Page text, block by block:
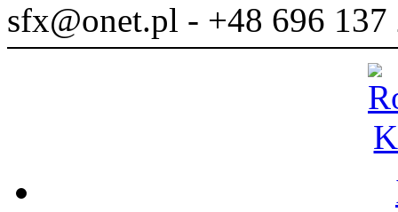
sfx@onet.pl - +48 696 137